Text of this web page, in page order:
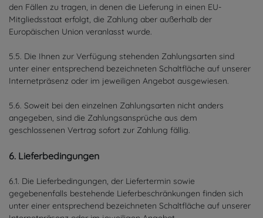
den Fällen zu tragen, in denen die Lieferung in einen EU-
Mitgliedsstaat erfolgt, die Zahlung aber außerhalb der
Europäischen Union veranlasst wurde.
5.5. Die Ihnen zur Verfügung stehenden Zahlungsarten sind
unter einer entsprechend bezeichneten Schaltfläche auf unserer
Internetpräsenz oder im jeweiligen Angebot ausgewiesen.
5.6. Soweit bei den einzelnen Zahlungsarten nicht anders
angegeben, sind die Zahlungsansprüche aus dem
geschlossenen Vertrag sofort zur Zahlung fällig.
6. Lieferbedingungen
6.1. Die Lieferbedingungen, der Liefertermin sowie
gegebenenfalls bestehende Lieferbeschränkungen finden sich
unter einer entsprechend bezeichneten Schaltfläche auf unserer